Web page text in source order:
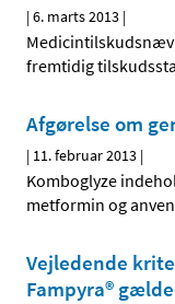
|6. marts 2013 |
fremtidig
Afgørelse om
| 11. februar 2013 |
Komboglyze
metformin og
Vejledende
Fampyra®